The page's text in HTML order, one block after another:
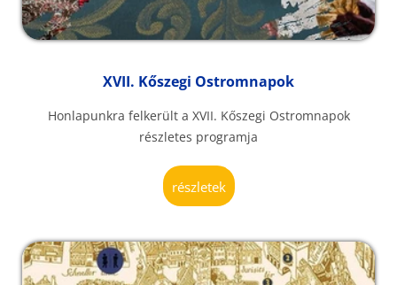
XVII. Kőszegi Ostromnapok
Honlapunkra felkerült a XVII. Kőszegi Ostromnapok
részletes programja
részletek